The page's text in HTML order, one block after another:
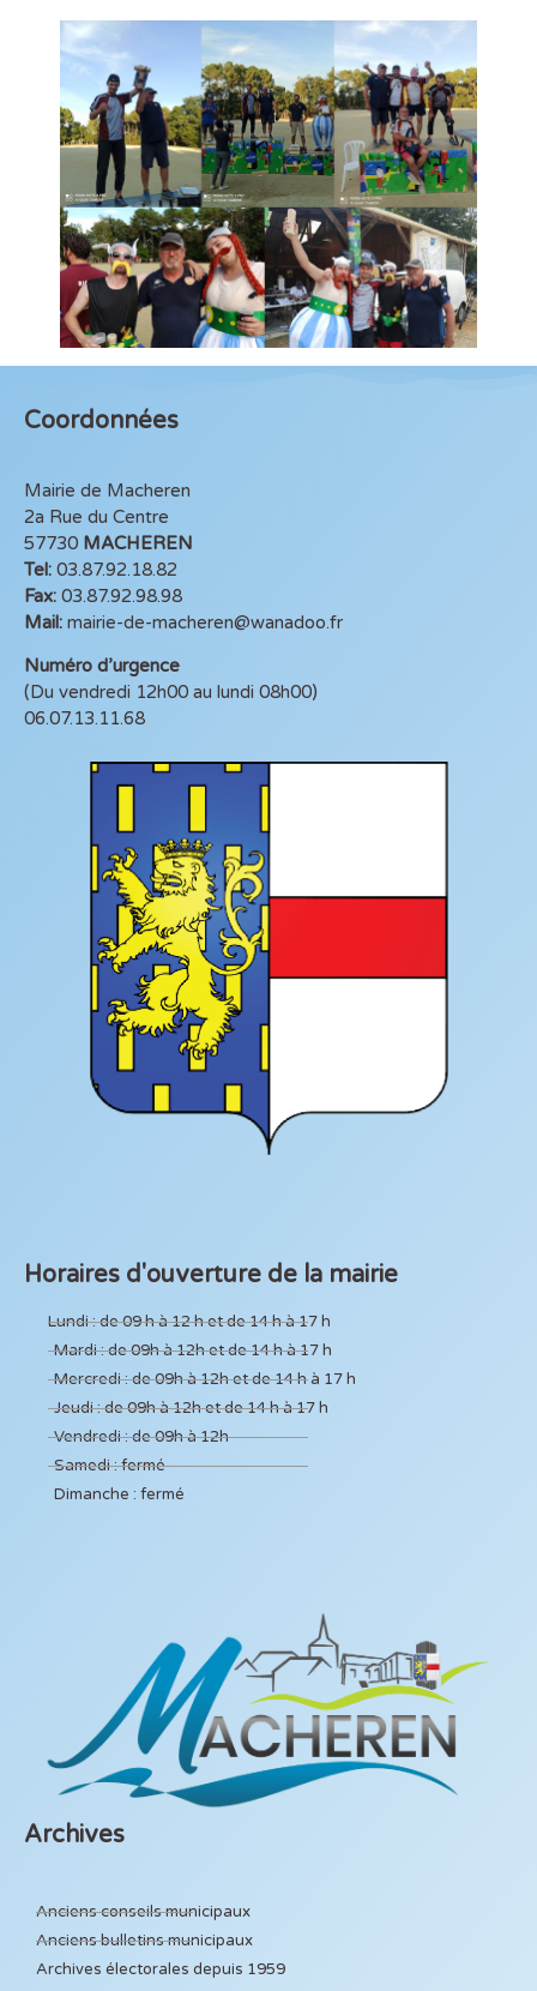
Coordonnées
Mairie de Macheren
2a Rue du Centre
57730 MACHEREN
Tel: 03.87.92.18.82
Fax: 03.87.92.98.98
Mail: mairie-de-macheren@wanadoo.fr
Numéro d’urgence
(Du vendredi 12h00 au lundi 08h00)
06.07.13.11.68
Horaires d'ouverture de la mairie
Lundi : de 09 h à 12 h et de 14 h à 17 h
Mardi : de 09h à 12h et de 14 h à 17 h
Mercredi : de 09h à 12h et de 14 h à 17 h
Jeudi : de 09h à 12h et de 14 h à 17 h
Vendredi : de 09h à 12h
Samedi : fermé
Dimanche : fermé
Archives
Anciens conseils municipaux
Anciens bulletins municipaux
Archives électorales depuis 1959